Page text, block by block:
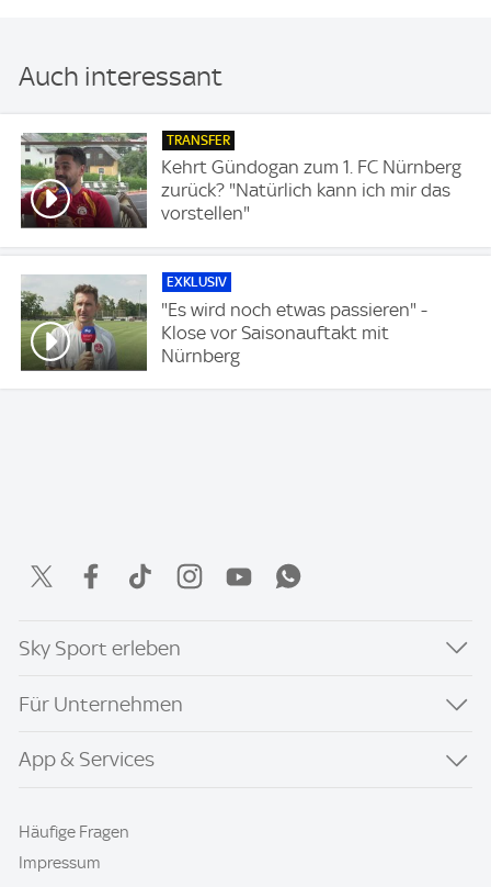
Auch interessant
TRANSFER
Kehrt Gündogan zum 1. FC Nürnberg
zurück? "Natürlich kann ich mir das
vorstellen"
EXKLUSIV
"Es wird noch etwas passieren" -
Klose vor Saisonauftakt mit
Nürnberg
Sky Sport erleben
Für Unternehmen
App & Services
Häufige Fragen
Impressum